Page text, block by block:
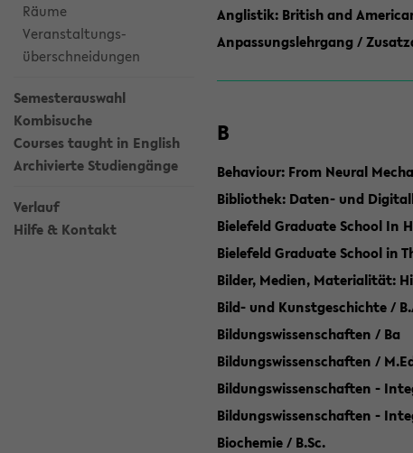
Räume
Veranstaltungs-
überschneidungen
Semesterauswahl
Kombisuche
Courses taught in English
Archivierte Studiengänge
Verlauf
Hilfe & Kontakt
Anglistik: British and
Anpassungslehrgang /
B
Behaviour: From Neural
Bibliothek: Daten- und
Bielefeld Graduate School In
Bielefeld Graduate School in
Bilder, Medien, Materialität:
Bild- und Kunstgeschichte /
Bildungswissenschaften / Ba
Bildungswissenschaften /
Bildungswissenschaften -
Bildungswissenschaften -
Biochemie / B.Sc.